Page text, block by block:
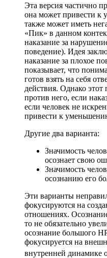
Эта версия частично
она может привести к
также может иметь
«Пик» в данном
наказание за
поведение). Идея
наказание за плохое
показывает, что
готов взять на себя
действия. Однако этот
против него, если
если человек не
привести к
Другие два варианта:
Значимость
осознает свою
Значимость
осознанию его
Эти варианты
фокусируются на
отношениях.
то не обязательно
осознание большого
фокусируется на
внутренней динамике